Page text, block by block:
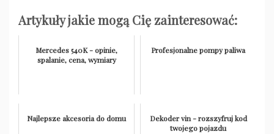
Artykuły jakie mogą Cię zainteresować:
Mercedes 540K - opinie,
spalanie, cena, wymiary
Profesjonalne pompy paliwa
Najlepsze akcesoria do domu
Dekoder vin - rozszyfruj kod
twojego pojazdu